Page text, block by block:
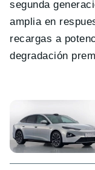
segunda
amplia en
recargas a
degradación